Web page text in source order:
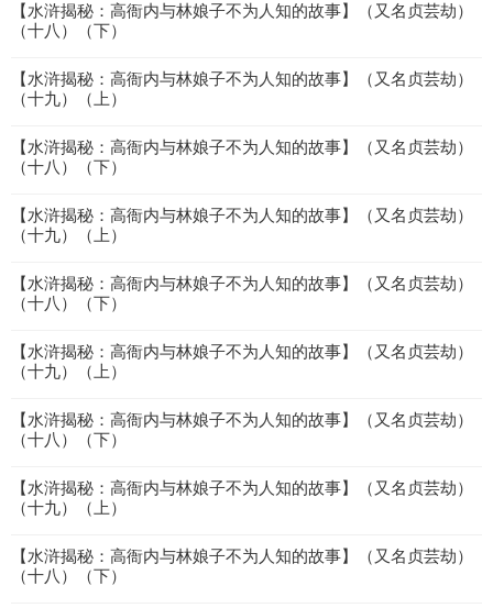
【水浒揭秘：高衙内与林娘子不为人知的故事】（又名贞芸劫）
（十八）（下）
【水浒揭秘：高衙内与林娘子不为人知的故事】（又名贞芸劫）
（十九）（上）
【水浒揭秘：高衙内与林娘子不为人知的故事】（又名贞芸劫）
（十八）（下）
【水浒揭秘：高衙内与林娘子不为人知的故事】（又名贞芸劫）
（十九）（上）
【水浒揭秘：高衙内与林娘子不为人知的故事】（又名贞芸劫）
（十八）（下）
【水浒揭秘：高衙内与林娘子不为人知的故事】（又名贞芸劫）
（十九）（上）
【水浒揭秘：高衙内与林娘子不为人知的故事】（又名贞芸劫）
（十八）（下）
【水浒揭秘：高衙内与林娘子不为人知的故事】（又名贞芸劫）
（十九）（上）
【水浒揭秘：高衙内与林娘子不为人知的故事】（又名贞芸劫）
（十八）（下）